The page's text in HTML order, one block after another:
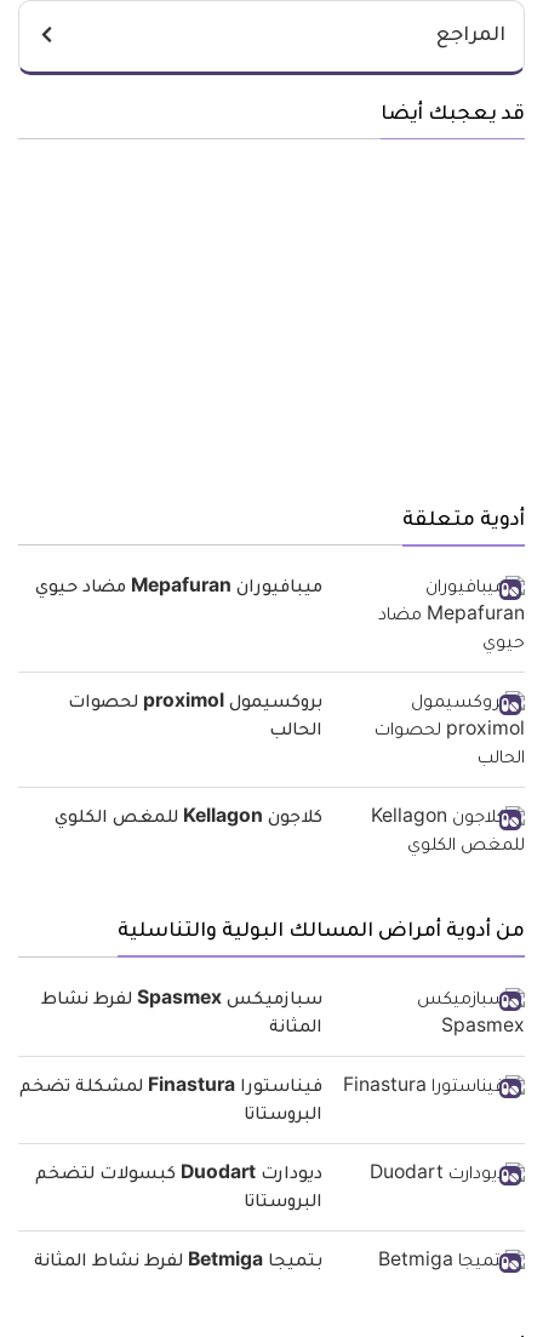
المراجع
قد يعجبك أيضا
أدوية متعلقة
ميبافيوران Mepafuran مضاد حيوي
بروكسيمول proximol لحصوات
الحالب
كلاجون Kellagon للمغص الكلوي
من أدوية أمراض المسالك البولية والتناسلية
سبازميكس Spasmex لفرط نشاط
المثانة
فيناستورا Finastura لمشكلة تضخم
البروستاتا
ديودارت Duodart كبسولات لتضخم
البروستاتا
بتميجا Betmiga لفرط نشاط المثانة